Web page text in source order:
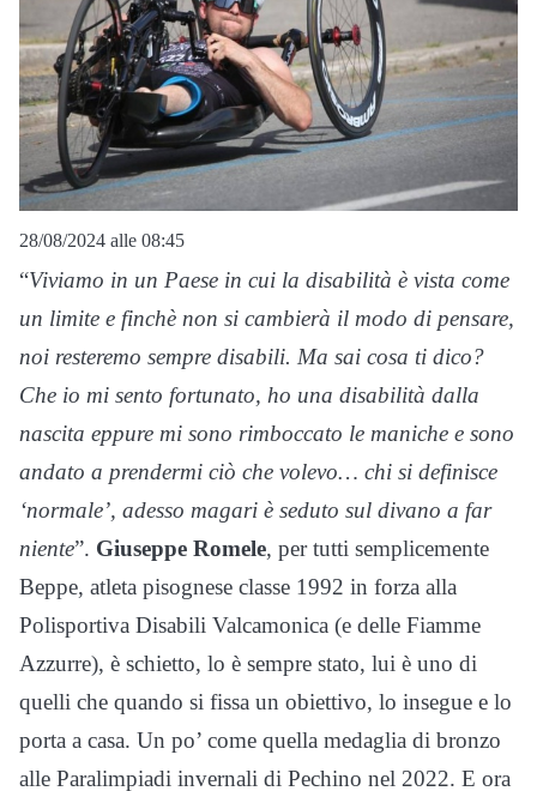
28/08/2024 alle 08:45
“Viviamo in un Paese in cui la disabilità è vista come
un limite e finchè non si cambierà il modo di pensare,
noi resteremo sempre disabili. Ma sai cosa ti dico?
Che io mi sento fortunato, ho una disabilità dalla
nascita eppure mi sono rimboccato le maniche e sono
andato a prendermi ciò che volevo… chi si definisce
‘normale’, adesso magari è seduto sul divano a far
niente”. Giuseppe Romele, per tutti semplicemente
Beppe, atleta pisognese classe 1992 in forza alla
Polisportiva Disabili Valcamonica (e delle Fiamme
Azzurre), è schietto, lo è sempre stato, lui è uno di
quelli che quando si fissa un obiettivo, lo insegue e lo
porta a casa. Un po’ come quella medaglia di bronzo
alle Paralimpiadi invernali di Pechino nel 2022. E ora